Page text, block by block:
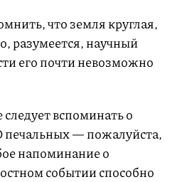
что земля круглая,
разумеется, научный
его почти невозможно
следует вспоминать о
печальных — пожалуйста,
напоминание о
событии способно